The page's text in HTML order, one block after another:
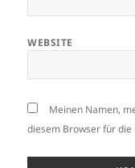
WEBSITE
Meinen Namen,
diesem Browser für